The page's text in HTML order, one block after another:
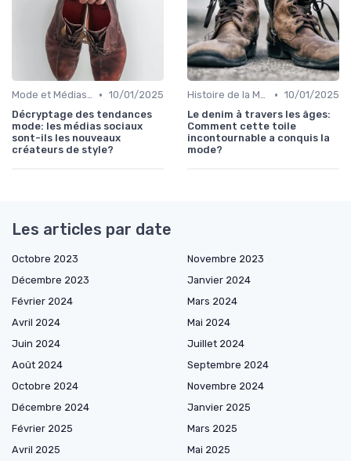
Mode et Médias Sociaux • 10/01/2025
Décryptage des tendances
mode: les médias sociaux
sont-ils les nouveaux
créateurs de style?
Histoire de la Mode • 10/01/2025
Le denim à travers les âges:
Comment cette toile
incontournable a conquis la
mode?
Les articles par date
Octobre 2023
Novembre 2023
Décembre 2023
Janvier 2024
Février 2024
Mars 2024
Avril 2024
Mai 2024
Juin 2024
Juillet 2024
Août 2024
Septembre 2024
Octobre 2024
Novembre 2024
Décembre 2024
Janvier 2025
Février 2025
Mars 2025
Avril 2025
Mai 2025